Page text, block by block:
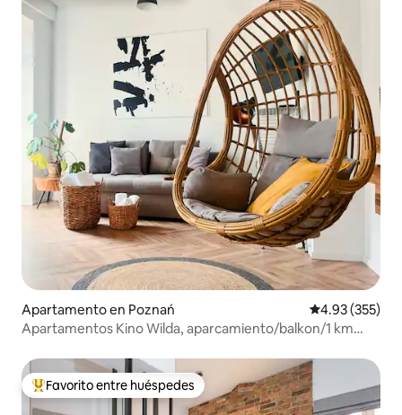
Apartamento en Poznań Calificación
4.93 (355)
Apartamentos Kino Wilda, aparcamiento/balkon/1 km
Favorito entre huéspedes preferido
Favorito entre huéspedes